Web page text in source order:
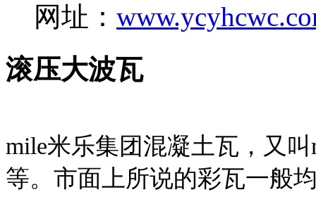
网址：
滚压大波瓦
mile米乐集团混凝土瓦，又
等。市面上所说的彩瓦一般